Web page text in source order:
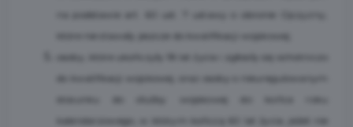
na podstawie art. 60 ust. 7 ustawy o obronie Ojczyzny,
które nie stawały jeszcze do kwalifikacji wojskowej;
osoby, które ukończyły 18 lat życia i zgłosiły się ochotniczo
do kwalifikacji wojskowej, oraz osoby o nieuregulowanym
stosunku do służby wojskowej do końca roku
kalendarzowego, w którym kończą 60 lat życia, jeżeli nie